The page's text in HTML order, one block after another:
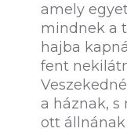
amely
mindnek a
hajba
fent
a háznak, s
ott állnának